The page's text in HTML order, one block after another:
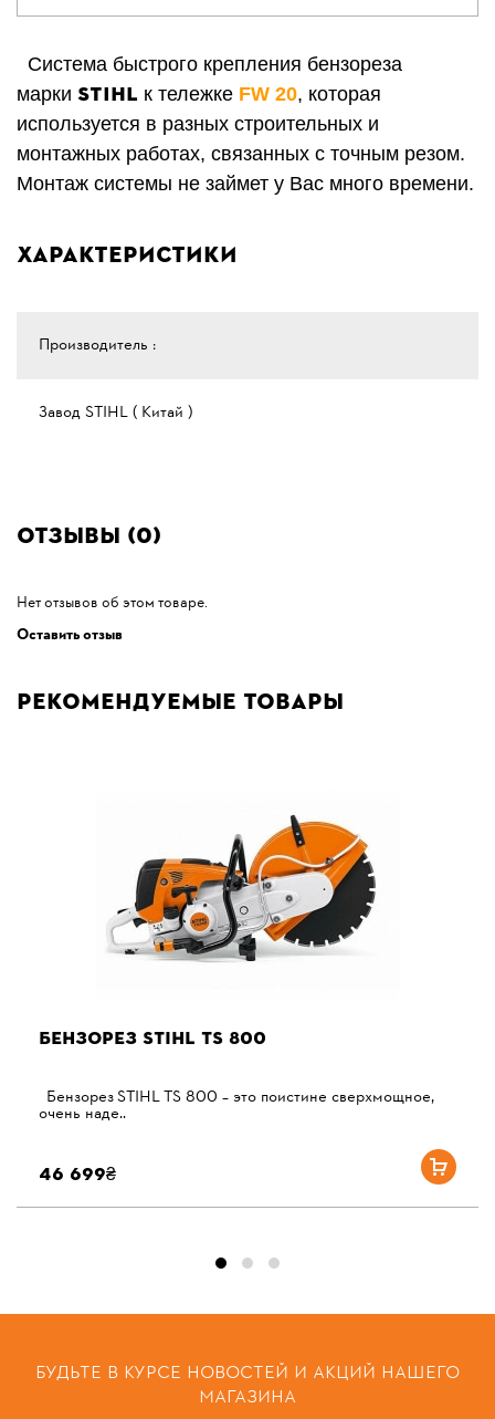
Система быстрого крепления бензореза
марки STIHL к тележке FW 20, которая
используется в разных строительных и
монтажных работах, связанных с точным резом.
Монтаж системы не займет у Вас много времени.
Характеристики
Производитель :
Завод STIHL ( Китай )
Отзывы (0)
Нет отзывов об этом товаре.
Оставить отзыв
Рекомендуемые товары
БЕНЗОРЕЗ STIHL TS 800
Бензорез STIHL TS 800 – это поистине сверхмощное,
очень наде..
46 699₴
БУДЬТЕ В КУРСЕ НОВОСТЕЙ И АКЦИЙ НАШЕГО
МАГАЗИНА